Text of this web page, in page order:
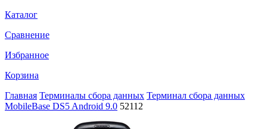
Каталог
Сравнение
Избранное
Корзина
Главная Терминалы сбора данных Терминал сбора данных
MobileBase DS5 Android 9.0 52112